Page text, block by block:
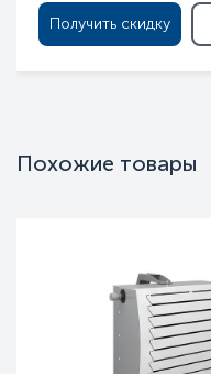
Получить скидку
Похожие товары